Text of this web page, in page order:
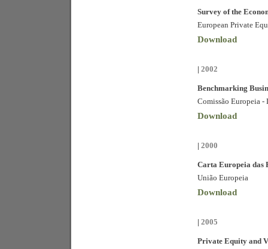
Survey of the
European Private
Download
| 2002
Benchmarking
Comissão Europeia -
Download
| 2000
Carta Europeia das
União Europeia
Download
| 2005
Private Equity and